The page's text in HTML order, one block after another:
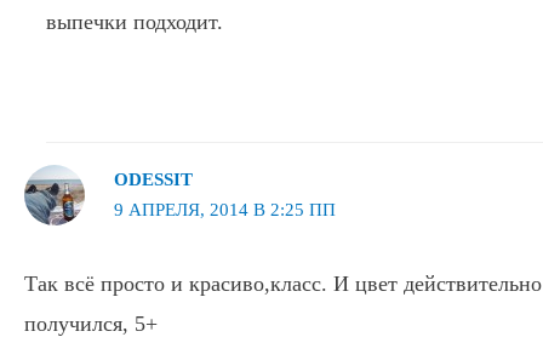
выпечки подходит.
ODESSIT
9 АПРЕЛЯ, 2014 В 2:25 ПП
Так всё просто и красиво,класс. И цвет
получился, 5+